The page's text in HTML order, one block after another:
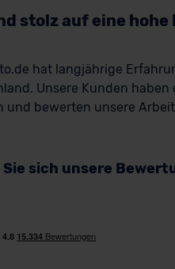
stolz auf eine
hat langjährige
Unsere Kunden
und bewerten unsere
Sie sich unsere